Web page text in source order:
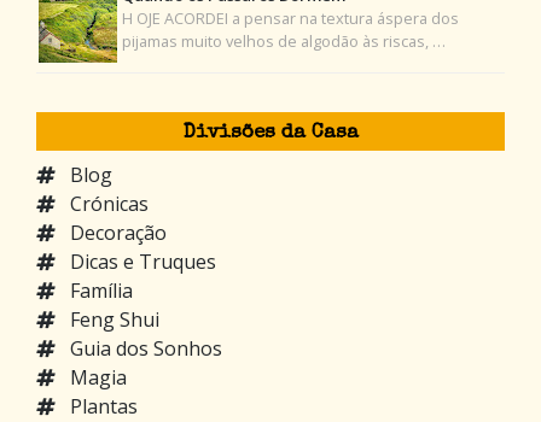
H OJE ACORDEI a pensar na textura áspera dos
pijamas muito velhos de algodão às riscas, …
Divisões da Casa
Blog
Crónicas
Decoração
Dicas e Truques
Família
Feng Shui
Guia dos Sonhos
Magia
Plantas